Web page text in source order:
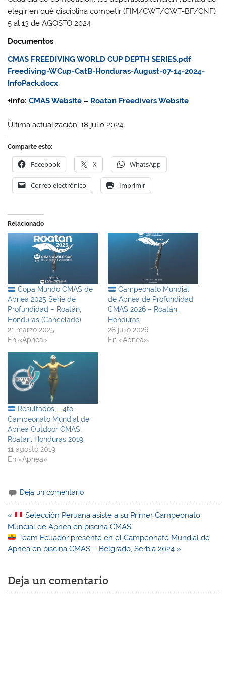
elegir en qué disciplina competir (FIM/CWT/CWT-BF/CNF)
5 al 13 de AGOSTO 2024
Documentos
CMAS FREEDIVING WORLD CUP DEPTH SERIES.pdf
Freediving-WCup-CatB-Honduras-August-07-14-2024-
InfoPack.docx
+info:CMAS Website – Roatan Freedivers Website
Última actualización: 18 julio 2024
Comparte esto:
Facebook X WhatsApp
Correo electrónico Imprimir
Relacionado
Copa Mundo CMAS de
Apnea 2025 Serie de
Profundidad – Roatán,
Honduras (Cancelado)
21 marzo 2025
En «Apnea»
Campeonato Mundial
de Apnea de Profundidad
CMAS 2026 – Roatán,
Honduras
28 julio 2026
En «Apnea»
Resultados – 4to
Campeonato Mundial de
Apnea Outdoor CMAS.
Roatan, Honduras 2019
11 agosto 2019
En «Apnea»
Deja un comentario
Navegación
de
entradas
«
Selección Peruana asiste a su Primer Campeonato
Mundial de Apnea en piscina CMAS
Team Ecuador presente en el Campeonato Mundial de
Apnea en piscina CMAS – Belgrado, Serbia 2024 »
Deja un comentario